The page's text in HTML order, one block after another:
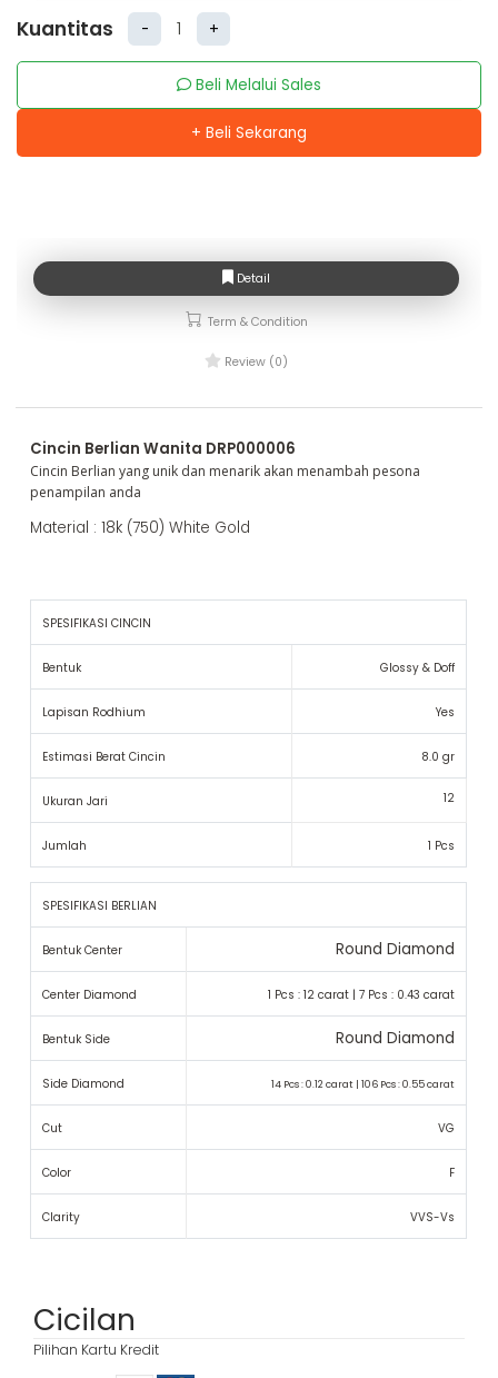
Kuantitas - +
Beli Melalui Sales
+ Beli Sekarang
Detail
Term & Condition
Review (0)
Cincin Berlian Wanita DRP000006
Cincin Berlian yang unik dan menarik akan menambah pesona
penampilan anda
Material : 18k (750) White Gold
SPESIFIKASI CINCIN
Bentuk Glossy & Doff
Lapisan Rodhium Yes
Estimasi Berat Cincin 8.0 gr
Ukuran Jari 12
Jumlah 1 Pcs
SPESIFIKASI BERLIAN
Bentuk Center Round Diamond
Center Diamond 1 Pcs : 12 carat | 7 Pcs : 0.43 carat
Bentuk Side Round Diamond
Side Diamond 14 Pcs : 0.12 carat | 106 Pcs : 0.55 carat
Cut VG
Color F
Clarity VVS-Vs
Cicilan
Pilihan Kartu Kredit